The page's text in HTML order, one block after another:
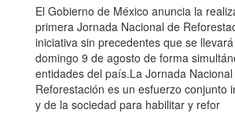
El Gobierno de México anuncia la
primera Jornada Nacional de
iniciativa sin precedentes que se
domingo 9 de agosto de forma
entidades del país.La Jornada
Reforestación es un esfuerzo conjunto
y de la sociedad para habilitar y refor